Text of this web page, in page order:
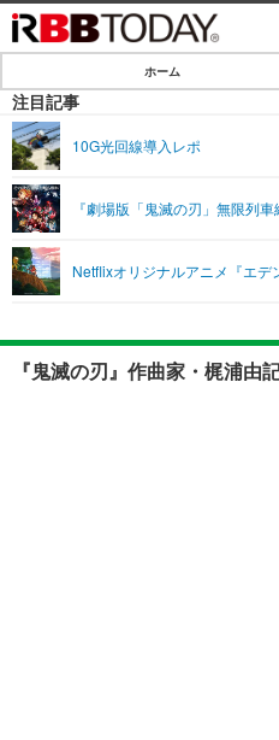
IT・デジタル
SPEED TEST
エンタメ
ライフ
リリース一覧
ホーム
注目記事
10G光回線導入レポ
『劇場版「鬼滅の刃」無限列
Netflixオリジナルアニメ『エ
『鬼滅の刃』作曲家・梶浦